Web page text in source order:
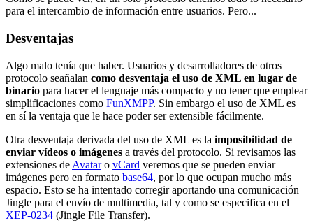
para el intercambio de información entre usuarios. Pero...
Desventajas
Algo malo tenía que haber. Usuarios y desarrolladores de otros
protocolo seañalan como desventaja el uso de XML en lugar de
binario para hacer el lenguaje más compacto y no tener que emplear
simplificaciones como FunXMPP. Sin embargo el uso de XML es
en sí la ventaja que le hace poder ser extensible fácilmente.
Otra desventaja derivada del uso de XML es la imposibilidad de
enviar vídeos o imágenes a través del protocolo. Si revisamos las
extensiones de Avataro vCard veremos que se pueden enviar
imágenes pero en formato base64, por lo que ocupan mucho más
espacio. Esto se ha intentado corregir aportando una comunicación
Jingle para el envío de multimedia, tal y como se especifica en el
XEP-0234 (Jingle File Transfer).